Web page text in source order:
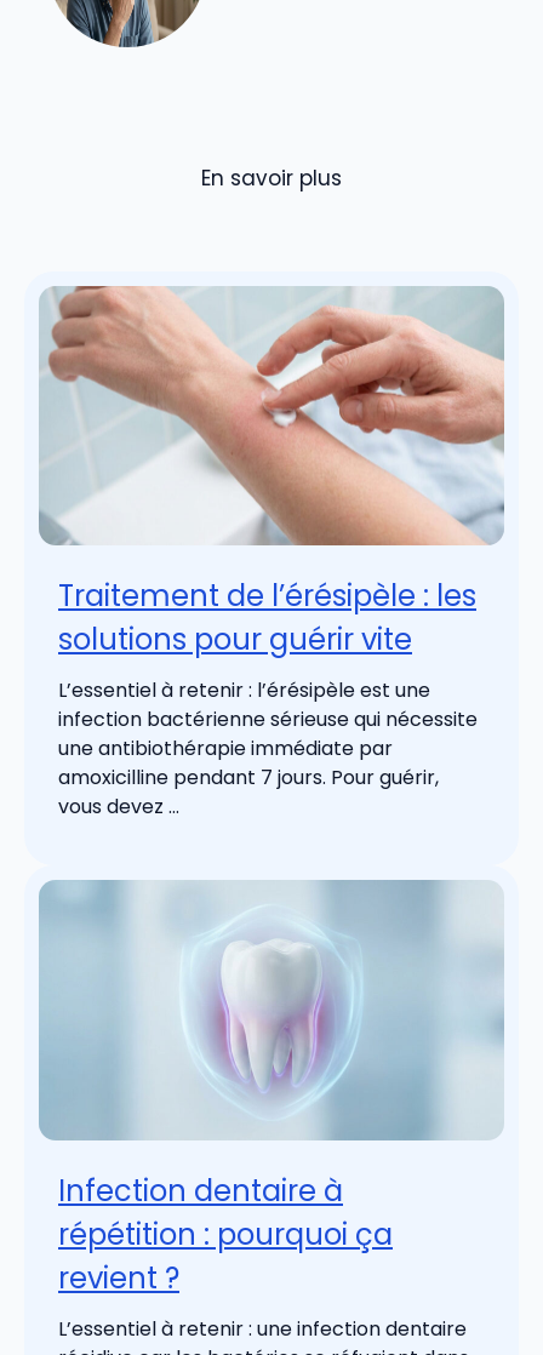
En savoir plus
Traitement de l’érésipèle : les
solutions pour guérir vite
L’essentiel à retenir : l’érésipèle est une
infection bactérienne sérieuse qui nécessite
une antibiothérapie immédiate par
amoxicilline pendant 7 jours. Pour guérir,
vous devez ...
Infection dentaire à
répétition : pourquoi ça
revient ?
L’essentiel à retenir : une infection dentaire